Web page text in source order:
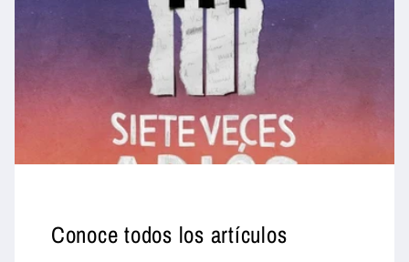
Conoce todos los artículos